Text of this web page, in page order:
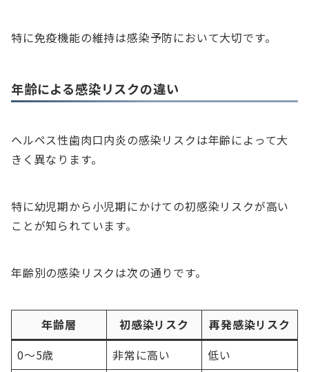
特に免疫機能の維持は感染予防において大切です。
年齢による感染リスクの違い
ヘルペス性歯肉口内炎の感染リスクは年齢によって大
きく異なります。
特に幼児期から小児期にかけての初感染リスクが高い
ことが知られています。
年齢別の感染リスクは次の通りです。
年齢層 初感染リスク
再発感染リスク
0〜5歳
非常に高い 低い